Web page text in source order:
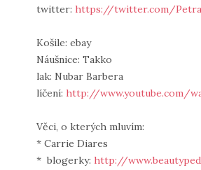
twitter: https://twitter.com/
Košile: ebay
Náušnice: Takko
lak: Nubar Barbera
líčení: http://www.youtube.com/
Věci, o kterých mluvím:
* Carrie Diares
* blogerky: http://